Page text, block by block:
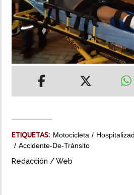
MULTIMEDIA
IMPRESO
ETIQUETAS: Motocicleta
Accidente-De-Tránsito
Redacción / Web